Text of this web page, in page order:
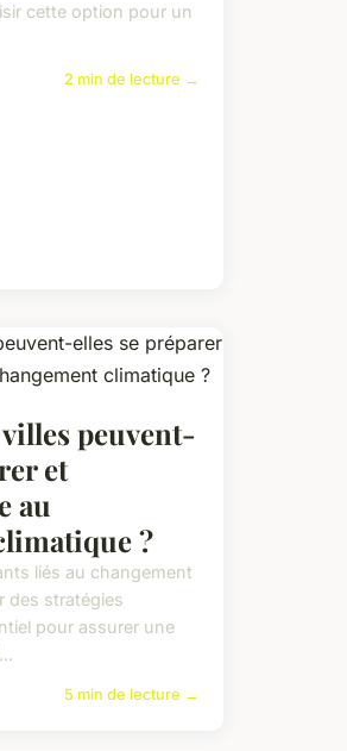
cette option pour un
2 min de lecture →
peuvent-
et
au
?
liés au changement
des stratégies
pour assurer une
5 min de lecture →